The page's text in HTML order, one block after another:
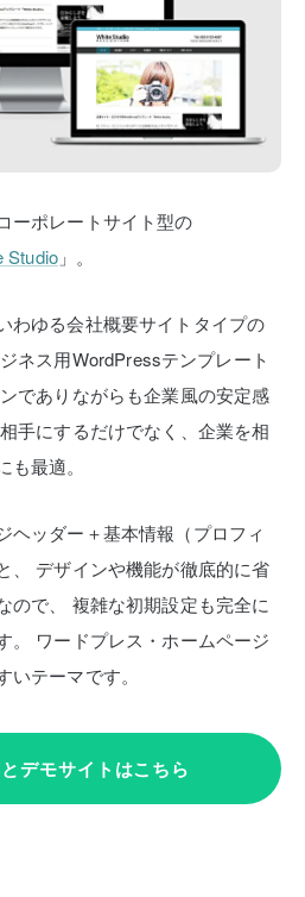
ーポレートサイト型の
Studio 」。
わゆる会社概要サイトタイプの
ネス用WordPressテンプレート
でありながらも企業風の安定感
手にするだけでなく、企業を相
最適。
ヘッダー＋基本情報（プロフィ
デザインや機能が徹底的に省
で、
複雑な初期設定も完全に
ワードプレス・ホームページ
テーマです。
デモサイトはこちら